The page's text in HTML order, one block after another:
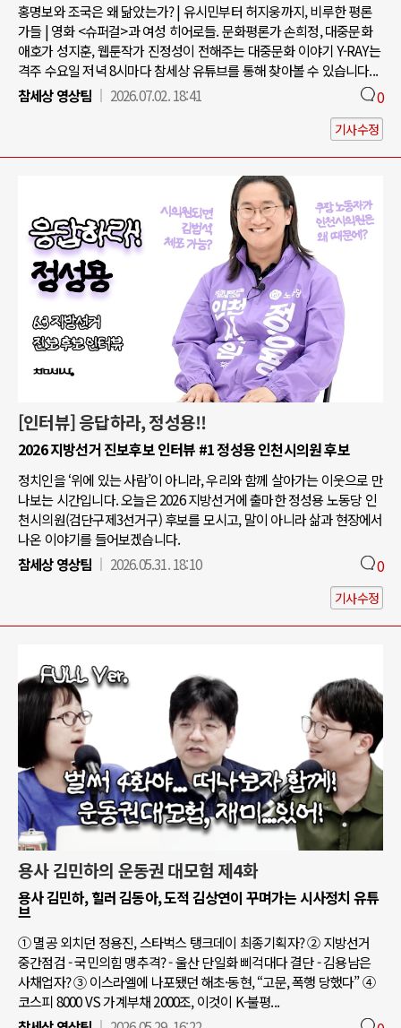
홍명보와 조국은 왜 닮았는가? | 유시민부터 허지웅까지, 비루한 평론
가들 | 영화 <슈퍼걸>과 여성 히어로들. 문화평론가 손희정, 대중문화
애호가 성지훈, 웹툰작가 진정성이 전해주는 대중문화 이야기 Y-RAY는
격주 수요일 저녁 8시마다 참세상 유튜브를 통해 찾아볼 수 있습니다...
참세상 영상팀
2026.07.02. 18:41 0
기사수정
[인터뷰] 응답하라, 정성용!!
2026 지방선거 진보후보 인터뷰 #1 정성용 인천시의원 후보
정치인을 ‘위에 있는 사람’이 아니라, 우리와 함께 살아가는 이웃으로 만
나보는 시간입니다. 오늘은 2026 지방선거에 출마한 정성용 노동당 인
천시의원(검단구제3선거구) 후보를 모시고, 말이 아니라 삶과 현장에서
나온 이야기를 들어보겠습니다.
참세상 영상팀
2026.05.31. 18:10 0
기사수정
용사 김민하의 운동권 대모험 제4화
용사 김민하, 힐러 김동아, 도적 김상연이 꾸며가는 시사정치 유튜
브
① 멸공 외치던 정용진, 스타벅스 탱크데이 최종기획자? ② 지방선거
중간점검 - 국민의힘 맹추격? - 울산 단일화 삐걱대다 결단 - 김용남은
사채업자? ③ 이스라엘에 나포됐던 해초·동현, “고문, 폭행 당했다” ④
코스피 8000 VS 가계부채 2000조, 이것이 K-불평...